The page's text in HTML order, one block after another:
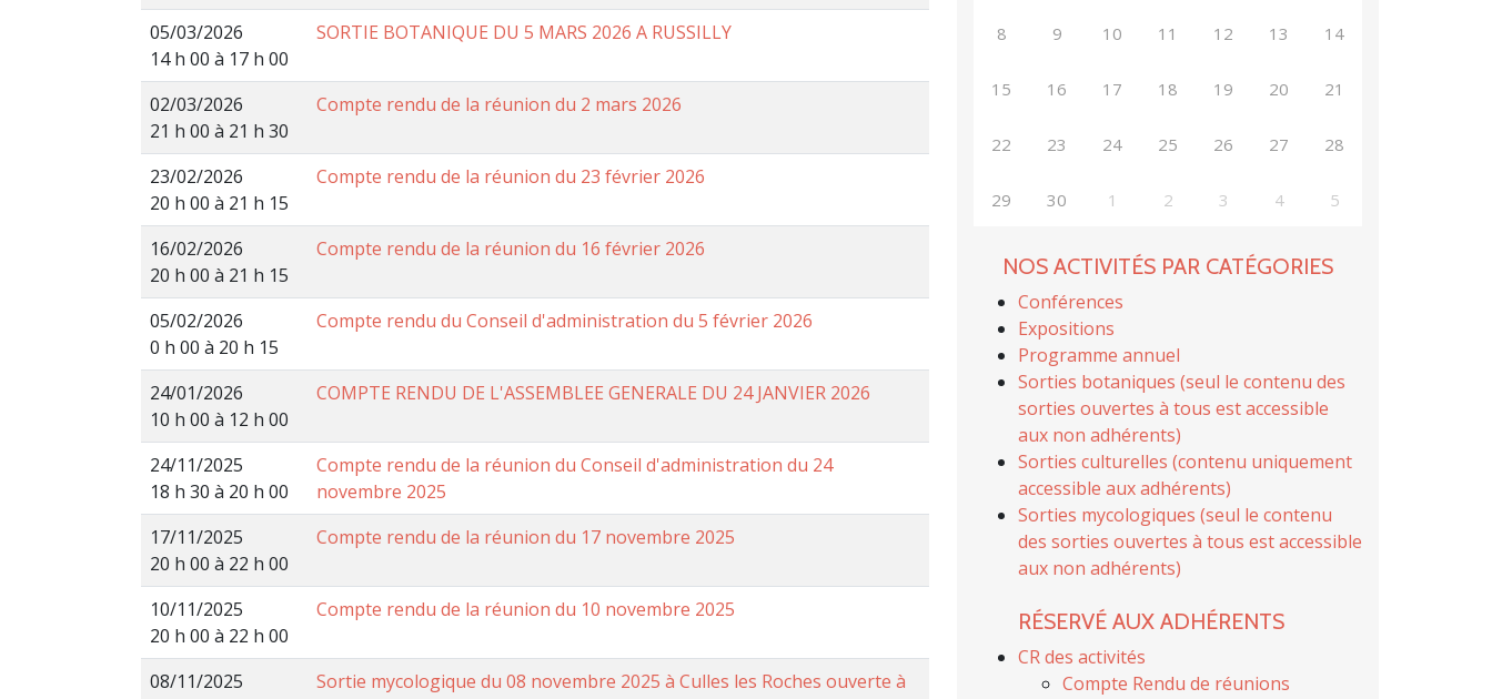
05/03/2026
14 h 00 à 17 h 00
SORTIE BOTANIQUE DU 5 MARS 2026 A RUSSILLY
02/03/2026
21 h 00 à 21 h 30
Compte rendu de la réunion du 2 mars 2026
23/02/2026
20 h 00 à 21 h 15
Compte rendu de la réunion du 23 février 2026
16/02/2026
20 h 00 à 21 h 15
Compte rendu de la réunion du 16 février 2026
05/02/2026
0 h 00 à 20 h 15
Compte rendu du Conseil d'administration du 5 février 2026
24/01/2026
10 h 00 à 12 h 00
COMPTE RENDU DE L'ASSEMBLEE GENERALE DU 24 JANVIER 2026
24/11/2025
18 h 30 à 20 h 00
Compte rendu de la réunion du Conseil d'administration du 24
novembre 2025
17/11/2025
20 h 00 à 22 h 00
Compte rendu de la réunion du 17 novembre 2025
10/11/2025
20 h 00 à 22 h 00
Compte rendu de la réunion du 10 novembre 2025
08/11/2025
Sortie mycologique du 08 novembre 2025 à Culles les Roches ouverte à
8 9 10 11 12 13 14
15 16 17 18 19 20 21
22 23 24 25 26 27 28
29 30 1 2 3 4 5
NOS ACTIVITÉS PAR CATÉGORIES
Conférences
Expositions
Programme annuel
Sorties botaniques (seul le contenu des
sorties ouvertes à tous est accessible
aux non adhérents)
Sorties culturelles (contenu uniquement
accessible aux adhérents)
Sorties mycologiques (seul le contenu
des sorties ouvertes à tous est accessible
aux non adhérents)
RÉSERVÉ AUX ADHÉRENTS
CR des activités
Compte Rendu de réunions